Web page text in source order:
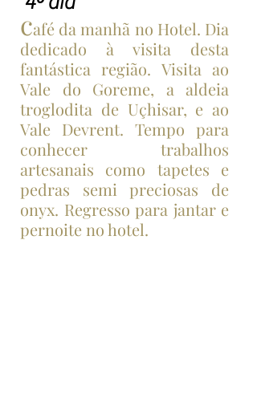
café da manhã no Hotel. Dia
dedicado à visita desta
fantástica região. Visita ao
Vale do Goreme, a aldeia
troglodita de Uçhisar, e ao
Vale Devrent. Tempo para
conhecer trabalhos
artesanais como tapetes e
pedras semi preciosas de
onyx. Regresso para jantar e
pernoite no hotel.